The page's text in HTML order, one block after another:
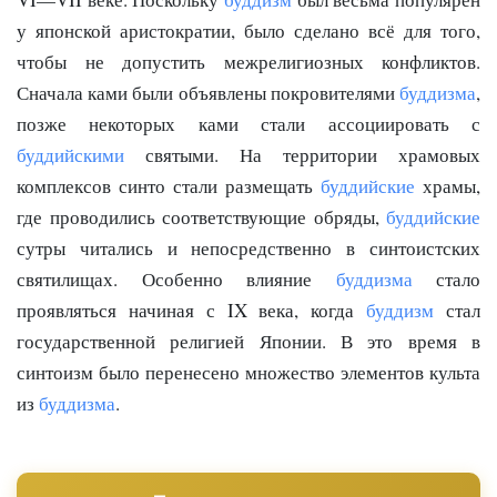
у японской аристократии, было сделано всё для того,
чтобы не допустить межрелигиозных конфликтов.
Сначала ками были объявлены покровителямибуддизма,
позже некоторых ками стали ассоциировать с
буддийскими святыми. На территории храмовых
комплексов синто стали размещать буддийские храмы,
где проводились соответствующие обряды, буддийские
сутры читались и непосредственно в синтоистских
святилищах. Особенно влияние буддизмастало
проявляться начиная с IX века, когдабуддизм стал
государственной религией Японии. В это время в
синтоизм было перенесено множество элементов культа
из буддизма.